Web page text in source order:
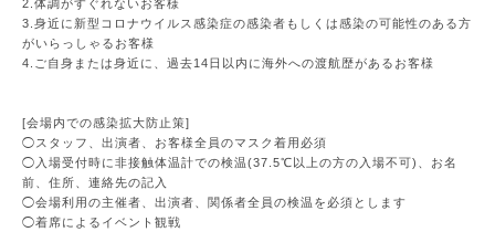
2.体調がすぐれないお客様
3.身近に新型コロナウイルス感染症の感染者もしくは感染の可能性のある方
がいらっしゃるお客様
4.ご自身または身近に、過去14日以内に海外への渡航歴があるお客様
[会場内での感染拡大防止策]
◯スタッフ、出演者、お客様全員のマスク着用必須
◯入場受付時に非接触体温計での検温(37.5℃以上の方の入場不可)、お名
前、住所、連絡先の記入
◯会場利用の主催者、出演者、関係者全員の検温を必須とします
◯着席によるイベント観戦